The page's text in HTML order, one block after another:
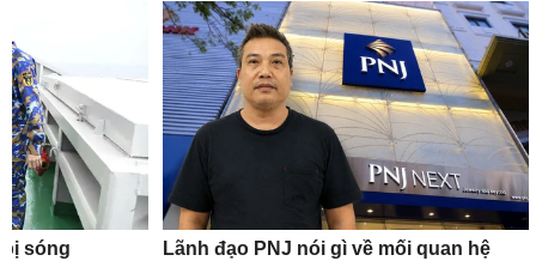
sóng
Lãnh đạo PNJ nói gì về mối quan hệ